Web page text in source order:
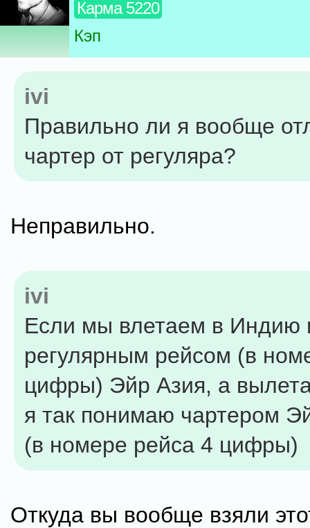
Карма 5220
Кэп
ivi
Правильно ли я вообще
чартер от регуляра?
Неправильно.
ivi
Если мы влетаем в Индию
регулярным рейсом (в
цифры) Эйр Азия, а
я так понимаю чартером
(в номере рейса 4 цифры)
Откуда вы вообще взяли